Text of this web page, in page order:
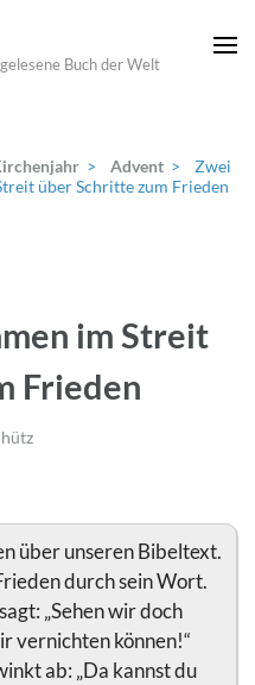
Buch der Welt
> Advent >
Zwei
über Schritte zum Frieden
im Streit
Frieden
über unseren Bibeltext.
durch sein Wort.
„Sehen wir doch
vernichten können!“
ab: „Da kannst du